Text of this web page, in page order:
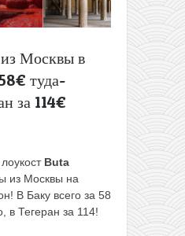
Москвы в
туда-
за 114€
Buta
из Москвы на
В Баку всего за 58
в Тегеран за 114!